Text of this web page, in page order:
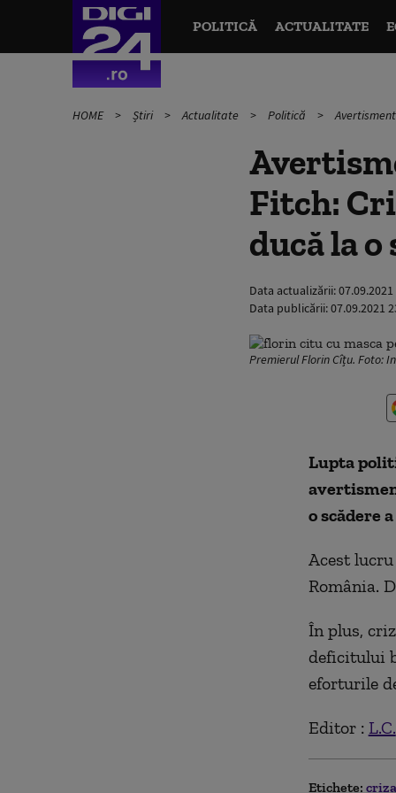
POLITICĂ ACTUALITATE
HOME Știri Actualitate Politică
Fitch:
ducă la
Data actualizării:
Data publicării:07.09.2021
Premierul Florin Cîțu. Foto:
Lupta
o scădere
Acest
România.
În plus,
deficitului
eforturile
Editor : L.C.
Etichete: